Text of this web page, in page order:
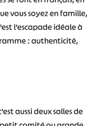
vous soyez en famille,
l’escapade idéale à
: authenticité,
aussi deux salles de